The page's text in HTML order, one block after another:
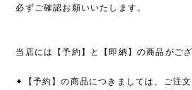
必ずご確認お願いいたします。
当店には【予約】と【即納】の商品がご
✦【予約】の商品につきましては、ご注